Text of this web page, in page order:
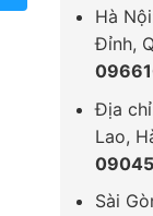
Hà
Đỉnh,
Địa
Lao,
Sài